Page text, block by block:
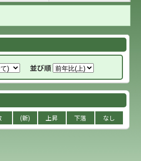
並び順
(新) 上昇 下落 なし